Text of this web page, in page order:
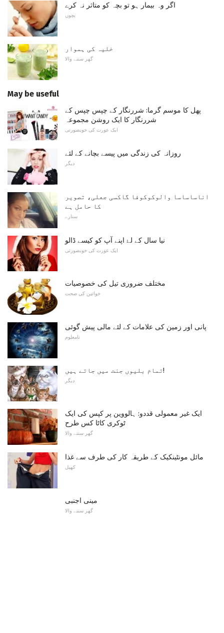
اگر وہ بیمار ہو تو بچہ کو متاثر نہ کرے
بچوں
خلیہ کی ہموار
گھر سننے والا
May be useful
پھل کا موسم گرما: شررنگار کے چپس چپس کے
شررنگار کا ایک روشن مجموعہ
ایک عورت کی خوبصورتی
روزانہ کی زندگی میں پیسے بچانے کے لئے
دیگر
اناساساسا والوکوکوفا گاکسی جعلی، تصویر
کا حامل ہے
ستارے
نیا سال کے لۓ اپنے آپ کو کیسے ڈالو
ایک عورت کی خوبصورتی
مختلف ضروری تیل کی خصوصیات
خواتین کی صحت
پانی اور زمین کی علامات کے لئے مالی پیش گوئی
نامعلوم
تمام بلیوں جنت میں جاتے ہیں!
دیگر
ایک غیر معمولی قددو: ہالووین پر کپس کی ایک
ٹوکری کاٹا کس طرح
گھر سننے والا
مائل مونٹینکیک کے طریقہ کار کی طرف سے غذا
کھیل
مینی اجنبی
گھر سننے والا